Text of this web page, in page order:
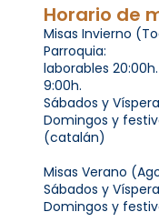
Horario de
Misas Invierno
Parroquia:
laborables
9:00h.
Sábados y
Domingos y
(catalán)
Misas Verano
Sábados y
Domingos y